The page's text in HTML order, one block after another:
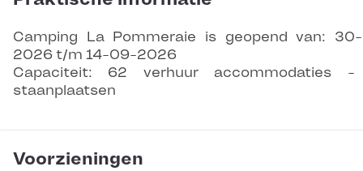
Camping La Pommeraie is geopend van:
2026 t/m 14-09-2026
Capaciteit: 62 verhuur accommodaties
staanplaatsen
Voorzieningen